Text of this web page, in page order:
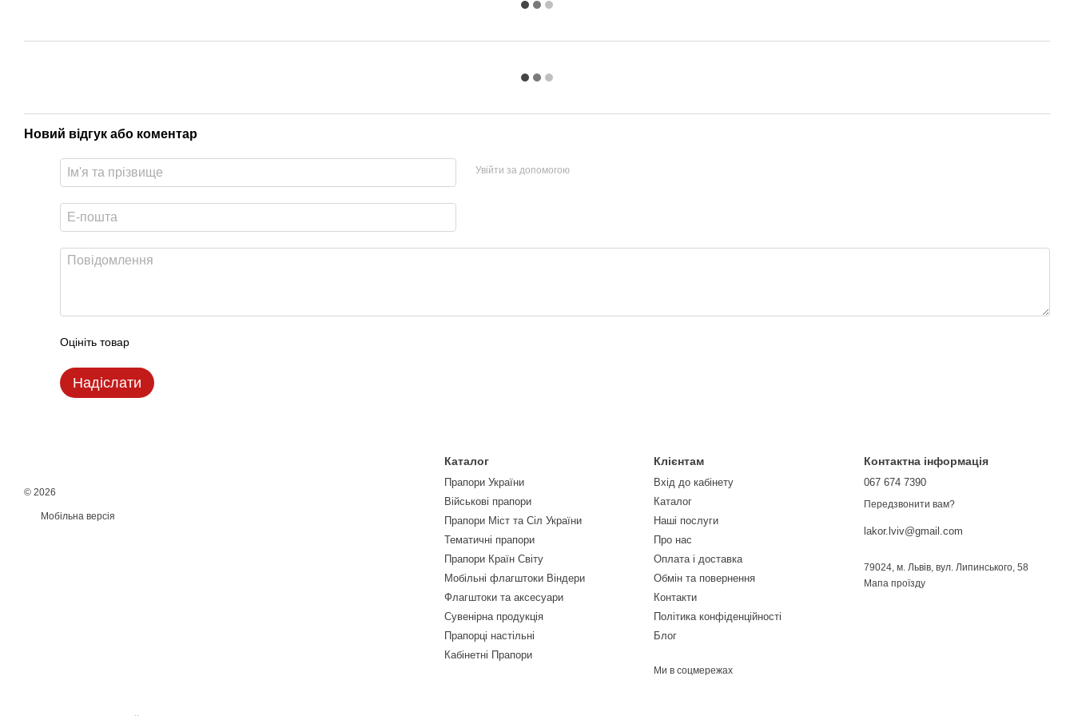
Новий відгук або коментар
Увійти за допомогою
Оцініть товар
Надіслати
© 2026
Мобільна версія
Каталог
Прапори України
Військові прапори
Прапори Міст та Сіл України
Тематичні прапори
Прапори Країн Світу
Мобільні флагштоки Віндери
Флагштоки та аксесуари
Сувенірна продукція
Прапорці настільні
Кабінетні Прапори
Клієнтам
Вхід до кабінету
Каталог
Наші послуги
Про нас
Оплата і доставка
Обмін та повернення
Контакти
Політика конфіденційності
Блог
Ми в соцмережах
Контактна інформація
067 674 7390
Передзвонити вам?
lakor.lviv@gmail.com
79024, м. Львів, вул. Липинського, 58
Мапа проїзду